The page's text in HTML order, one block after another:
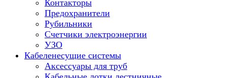
Контакторы
Предохранители
Рубильники
Счетчики электроэнергии
УЗО
Кабеленесущие системы
Аксессуары для труб